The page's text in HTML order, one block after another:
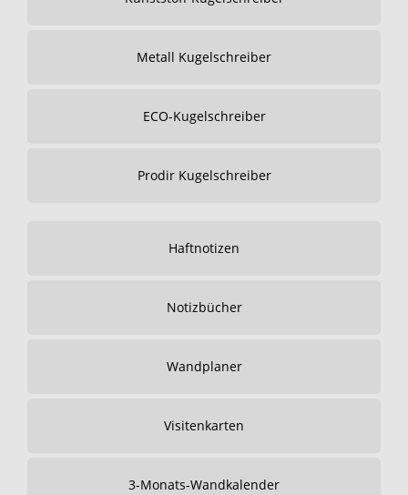
Metall Kugelschreiber
ECO-Kugelschreiber
Prodir Kugelschreiber
Haftnotizen
Notizbücher
Wandplaner
Visitenkarten
3-Monats-Wandkalender